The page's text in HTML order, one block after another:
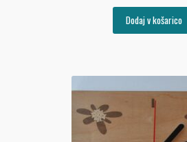
Dodaj v košarico